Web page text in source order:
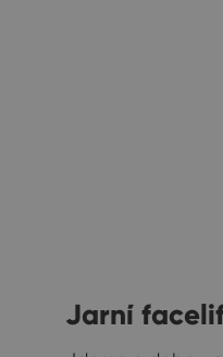
Jarní